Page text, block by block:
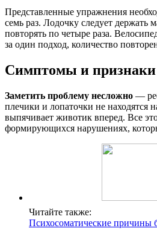
Представленные упражнения
семь раз. Лодочку следует держать
повторять по четыре раза.
за один подход, количество
Симптомы и признаки
Заметить проблему несложно —
плечики и лопаточки не находятся
выпячивает животик вперед. Все
формирующихся нарушениях,
Читайте также:
Психосоматические причины